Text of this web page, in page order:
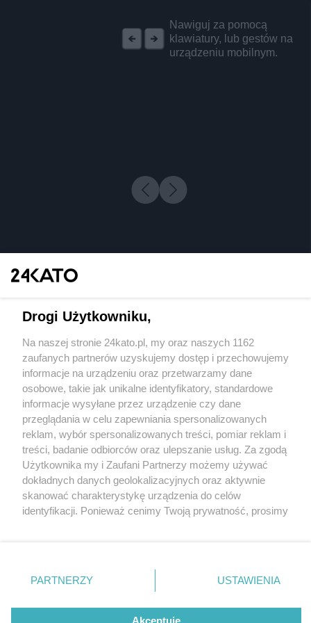
Nawiguj za pomocą
klawiatury, lub gestów na
urządzeniu mobilnym.
3 / 0
Wydawca mediów lokalnych
Nie zapomnij
zapoznać się z:
polityką prywatności regulamin korzystania z portali
Twojemiasto
Piekary Śląskie
Chorzów
Tarnowskie Góry
Gliwice
Skontakuj sięz nami
Kontakt
Wydawca
Redakcja
Drogi Użytkowniku,
Na naszej stronie 24kato.pl, my oraz naszych 1162
zaufanych partnerów uzyskujemy dostęp i przechowujemy
informacje na urządzeniu oraz przetwarzamy dane
osobowe, takie jak unikalne identyfikatory, standardowe
informacje wysyłane przez urządzenie czy dane
przeglądania w celu zapewniania spersonalizowanych
reklam, wybór spersonalizowanych treści, pomiar reklam i
treści, badanie odbiorców oraz ulepszanie usług. Za zgodą
Użytkownika my i Zaufani Partnerzy możemy używać
dokładnych danych geolokalizacyjnych oraz aktywnie
skanować charakterystykę urządzenia do celów
identyfikacji. Ponieważ cenimy Twoją prywatność, prosimy
prywatności znajdujący się w lewym dolnym rogu strony
. Niektóre rodzaje przetwarzania danych nie wymagają
zgody użytkownika, ale masz prawo sprzeciwić się
takiemu przetwarzaniu. Preferencje będą miały
PARTNERZY USTAWIENIA
Akceptuję